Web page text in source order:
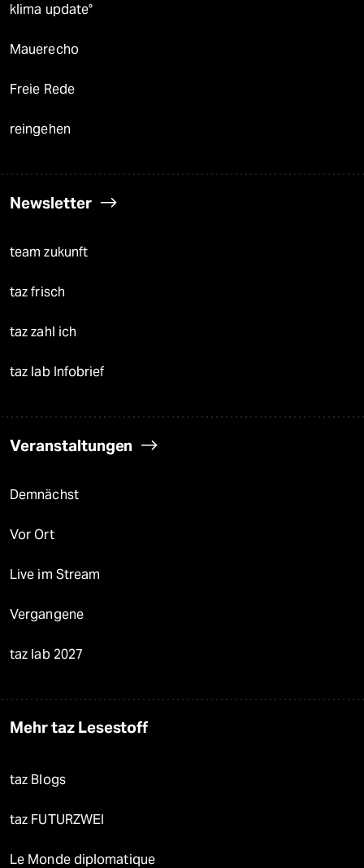
klima update°
Mauerecho
Freie Rede
reingehen
Newsletter
team zukunft
taz frisch
taz zahl ich
taz lab Infobrief
Veranstaltungen
Demnächst
Vor Ort
Live im Stream
Vergangene
taz lab 2027
Mehr taz Lesestoff
taz Blogs
taz FUTURZWEI
Le Monde diplomatique